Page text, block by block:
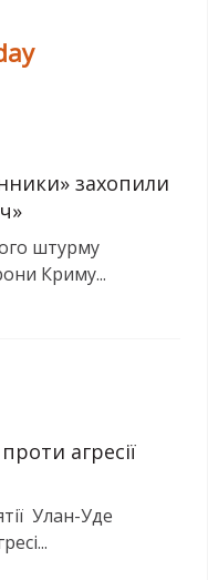
захопили
штурму
Криму...
агресії
Улан-Уде